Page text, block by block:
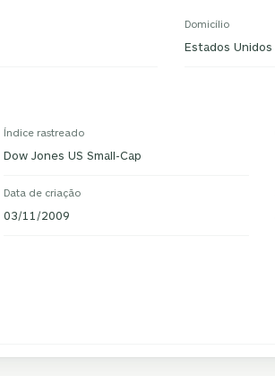
Domicílio
Estados Unidos
Índice rastreado
Dow Jones US Small-Cap
Data de criação
03/11/2009